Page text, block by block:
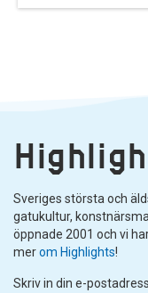
Sveriges största och
gatukultur,
öppnade 2001 och vi
merom Highlights!
Skriv in din e-